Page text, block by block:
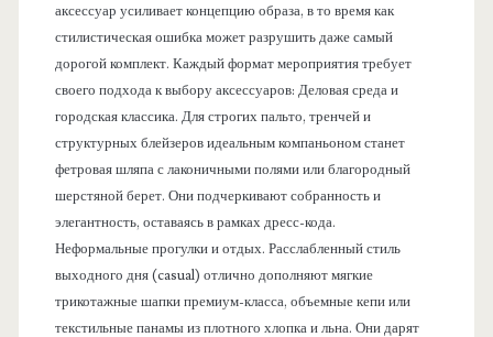
аксессуар усиливает концепцию образа, в то время как
стилистическая ошибка может разрушить даже самый
дорогой комплект. Каждый формат мероприятия требует
своего подхода к выбору аксессуаров: Деловая среда и
городская классика. Для строгих пальто, тренчей и
структурных блейзеров идеальным компаньоном станет
фетровая шляпа с лаконичными полями или благородный
шерстяной берет. Они подчеркивают собранность и
элегантность, оставаясь в рамках дресс-кода.
Неформальные прогулки и отдых. Расслабленный стиль
выходного дня (casual) отлично дополняют мягкие
трикотажные шапки премиум-класса, объемные кепи или
текстильные панамы из плотного хлопка и льна. Они дарят